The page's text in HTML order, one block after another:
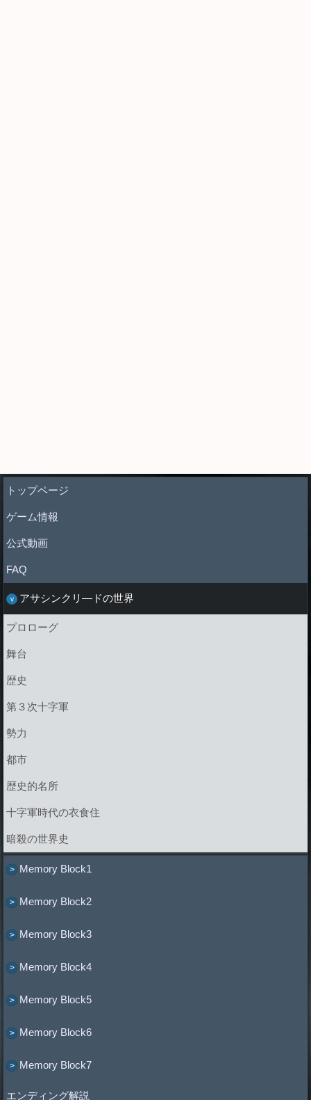
トップページ
ゲーム情報
公式動画
FAQ
アサシンクリ―ドの世界
プロローグ
舞台
歴史
第３次十字軍
勢力
都市
歴史的名所
十字軍時代の衣食住
暗殺の世界史
Memory Block1
Memory Block2
Memory Block3
Memory Block4
Memory Block5
Memory Block6
Memory Block7
エンディング解説